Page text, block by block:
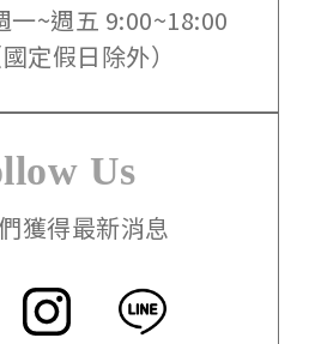
一~週五 9:00~18:00
國定假日除外）
Us
獲得最新消息